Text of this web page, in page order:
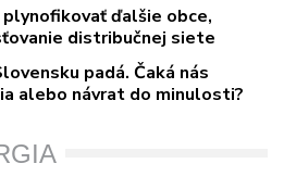
ďalšie obce,
distribučnej siete
padá. Čaká nás
alebo návrat do minulosti?